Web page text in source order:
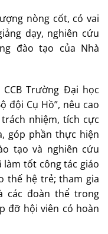
nòng cốt, có vai
dạy, nghiên cứu
đào tạo của Nhà
Trường Đại học
đội Cụ Hồ”, nêu cao
nhiệm, tích cực
góp phần thực hiện
tạo và nghiên cứu
làm tốt công tác giáo
thế hệ trẻ; tham gia
các đoàn thể trong
đỡ hội viên có hoàn